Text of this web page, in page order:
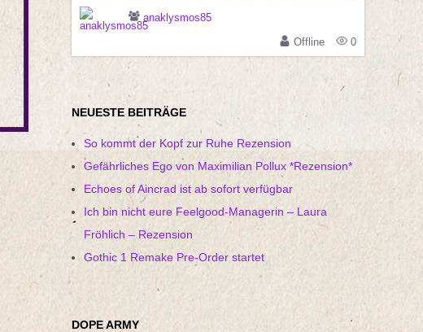
anaklysmos85
Offline
0
NEUESTE BEITRÄGE
So kommt der Kopf zur Ruhe Rezension
Gefährliches Ego von Maximilian Pollux *Rezension*
Echoes of Aincrad ist ab sofort verfügbar
Ich bin nicht eure Feelgood-Managerin – Laura
Fröhlich – Rezension
Gothic 1 Remake Pre-Order startet
DOPE ARMY